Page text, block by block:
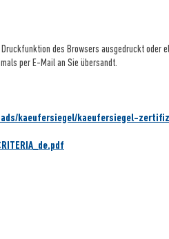
des Browsers ausgedruckt oder
per E-Mail an Sie übersandt.
kaeufersiegel/kaeufersiegel-